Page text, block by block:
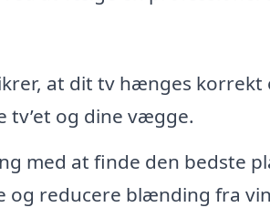
at dit tv hænges korrekt
tv’et og dine vægge.
med at finde den bedste
og reducere blænding fra